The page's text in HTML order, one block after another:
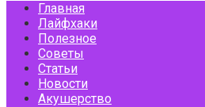
Главная
Лайфхаки
Полезное
Советы
Статьи
Новости
Акушерство